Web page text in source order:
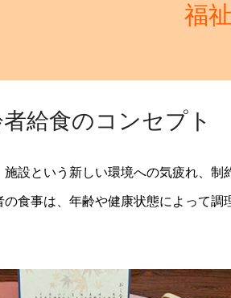
福
給食のコンセプト
施設という新しい環境への気疲れ、
の食事は、年齢や健康状態によって